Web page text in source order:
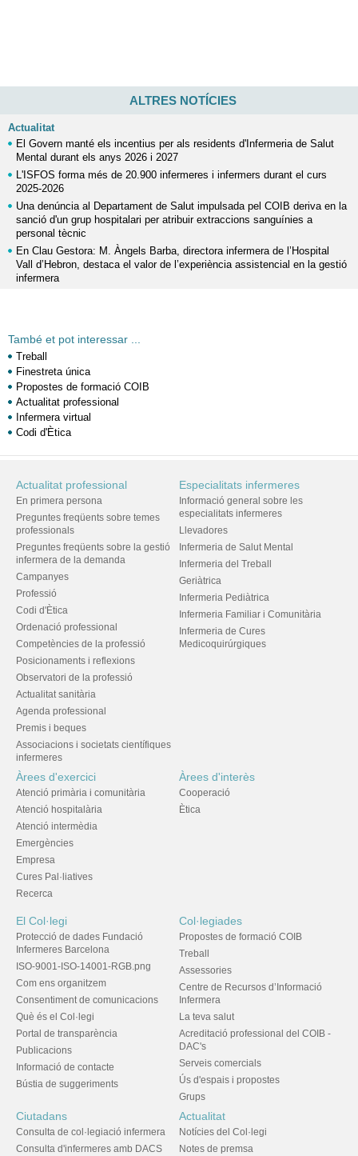
ALTRES NOTÍCIES
Actualitat
El Govern manté els incentius per als residents d'Infermeria de Salut
Mental durant els anys 2026 i 2027
L'ISFOS forma més de 20.900 infermeres i infermers durant el curs
2025-2026
Una denúncia al Departament de Salut impulsada pel COIB deriva en la
sanció d'un grup hospitalari per atribuir extraccions sanguínies a
personal tècnic
En Clau Gestora: M. Àngels Barba, directora infermera de l’Hospital
Vall d’Hebron, destaca el valor de l’experiència assistencial en la gestió
infermera
També et pot interessar ...
Treball
Finestreta única
Propostes de formació COIB
Actualitat professional
Infermera virtual
Codi d'Ètica
Actualitat professional
En primera persona
Preguntes freqüents sobre temes
professionals
Preguntes freqüents sobre la gestió
infermera de la demanda
Campanyes
Professió
Codi d'Ètica
Ordenació professional
Competències de la professió
Posicionaments i reflexions
Observatori de la professió
Actualitat sanitària
Agenda professional
Premis i beques
Associacions i societats científiques
infermeres
Especialitats infermeres
Informació general sobre les
especialitats infermeres
Llevadores
Infermeria de Salut Mental
Infermeria del Treball
Geriàtrica
Infermeria Pediàtrica
Infermeria Familiar i Comunitària
Infermeria de Cures
Medicoquirúrgiques
Àrees d'exercici
Atenció primària i comunitària
Atenció hospitalària
Atenció intermèdia
Emergències
Empresa
Cures Pal·liatives
Recerca
Àrees d'interès
Cooperació
Ètica
El Col·legi
Protecció de dades Fundació
Infermeres Barcelona
ISO-9001-ISO-14001-RGB.png
Com ens organitzem
Consentiment de comunicacions
Què és el Col·legi
Portal de transparència
Publicacions
Informació de contacte
Bústia de suggeriments
Col·legiades
Propostes de formació COIB
Treball
Assessories
Centre de Recursos d’Informació
Infermera
La teva salut
Acreditació professional del COIB -
DAC's
Serveis comercials
Ús d'espais i propostes
Grups
Ciutadans
Consulta de col·legiació infermera
Consulta d'infermeres amb DACS
Actualitat
Notícies del Col·legi
Notes de premsa